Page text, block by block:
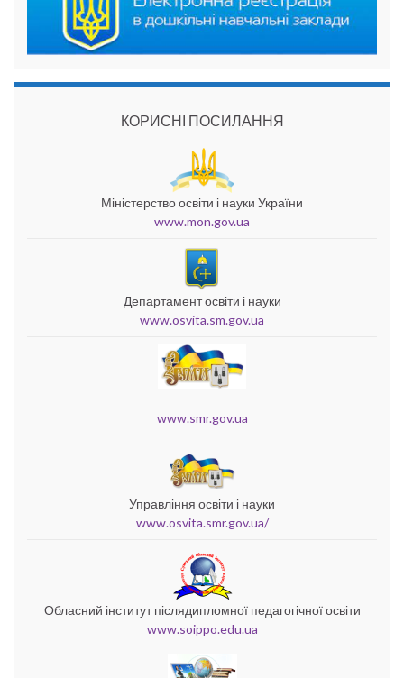
КОРИСНІ ПОСИЛАННЯ
Міністерство освіти і науки України
www.mon.gov.ua
Департамент освіти і науки
www.osvita.sm.gov.ua
www.smr.gov.ua
Управління освіти і науки
www.osvita.smr.gov.ua/
Обласний інститут післядипломної педагогічної освіти
www.soippo.edu.ua